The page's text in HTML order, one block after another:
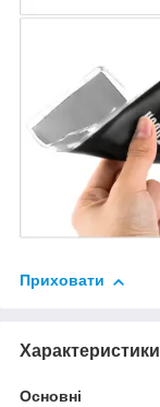
Приховати
Характеристики
Основні